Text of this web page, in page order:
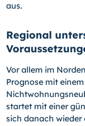
aus.
Regional
Vor allem im
Prognose mit
startet mit einer
sich danach